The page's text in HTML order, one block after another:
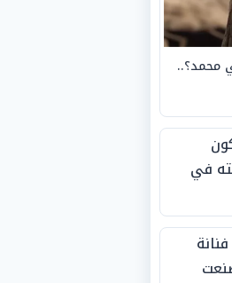
محمد؟..
في